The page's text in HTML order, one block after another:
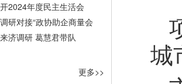
2024年度民主生活会
研对接“政协助企商量会
济调研 葛慧君带队
更多>>
城